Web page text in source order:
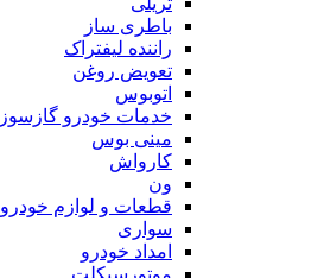
باطری ساز
راننده لیفتراک
تعویض روغن
اتوبوس
خدمات خودرو گازسوز
مینی بوس
کارواش
ون
قطعات و لوازم خودرو
سواری
امداد خودرو